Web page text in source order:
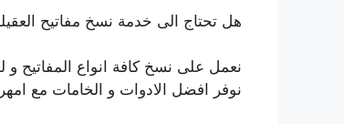
هل تحتاج الى خدمة نسخ مفاتيح
نعمل على نسخ كافة انواع المفاتيح و
نوفر افضل الادوات و الخامات مع